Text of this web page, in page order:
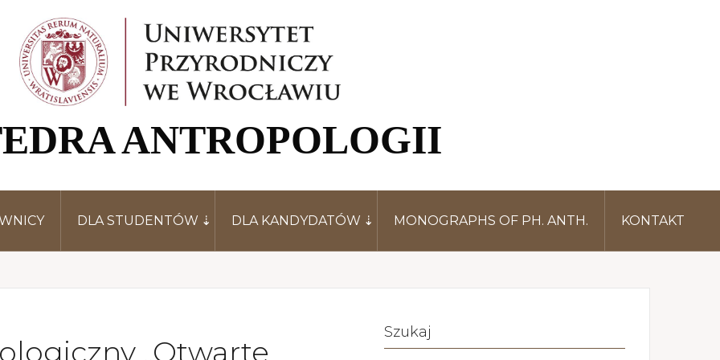
ANTROPOLOGII
DLA STUDENTÓW DLA KANDYDATÓW MONOGRAPHS OF PH. ANTH. KONTAKT
„Otwarte
Szukaj